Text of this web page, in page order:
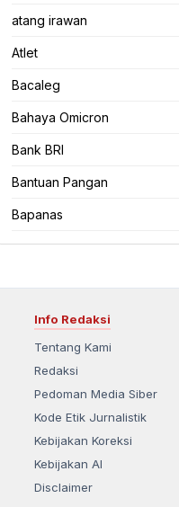
atang irawan
Atlet
Bacaleg
Bahaya Omicron
Bank BRI
Bantuan Pangan
Bapanas
Info Redaksi
Tentang Kami
Redaksi
Pedoman Media Siber
Kode Etik Jurnalistik
Kebijakan Koreksi
Kebijakan AI
Disclaimer